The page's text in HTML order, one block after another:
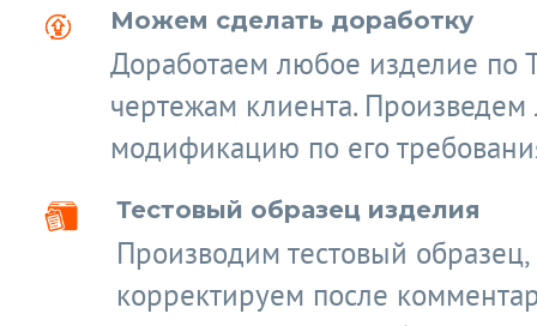
Можем сделать доработку
Доработаем любое изделие по
чертежам клиента.
модификацию по его
Тестовый образец изделия
Производим тестовый образец,
корректируем после